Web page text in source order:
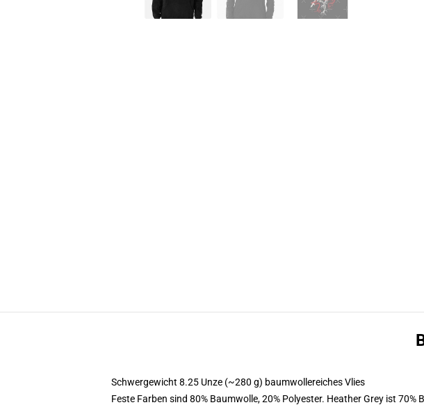
Schwergewicht 8.25 Unze (~280 g) baumwollereiches Vlies
Feste Farben sind 80% Baumwolle, 20% Polyester. Heather Grey ist